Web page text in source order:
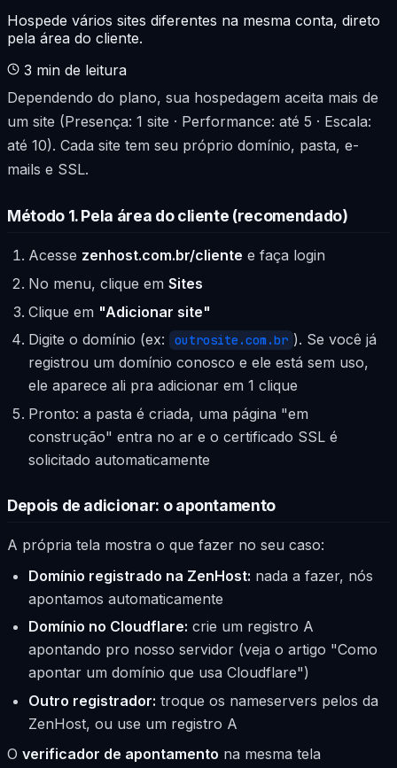
Hospede vários sites diferentes na mesma conta, direto
pela área do cliente.
3 min de leitura
Dependendo do plano, sua hospedagem aceita mais de
um site (Presença: 1 site · Performance: até 5 · Escala:
até 10). Cada site tem seu próprio domínio, pasta, e-
mails e SSL.
Método 1. Pela área do cliente (recomendado)
Acesse zenhost.com.br/cliente e faça login
No menu, clique em Sites
Clique em "Adicionar site"
Digite o domínio (ex:
outrosite.com.br ). Se você já
registrou um domínio conosco e ele está sem uso,
ele aparece ali pra adicionar em 1 clique
Pronto: a pasta é criada, uma página "em
construção" entra no ar e o certificado SSL é
solicitado automaticamente
Depois de adicionar: o apontamento
A própria tela mostra o que fazer no seu caso:
Domínio registrado na ZenHost: nada a fazer, nós
apontamos automaticamente
Domínio no Cloudflare: crie um registro A
apontando pro nosso servidor (veja o artigo "Como
apontar um domínio que usa Cloudflare")
Outro registrador: troque os nameservers pelos da
ZenHost, ou use um registro A
O verificador de apontamento na mesma tela